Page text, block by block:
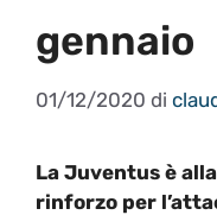
gennaio
01/12/2020 di
La Juventus è
rinforzo per